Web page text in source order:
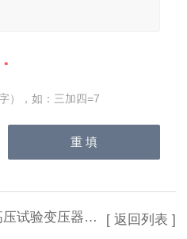
），如：三加四=7
验变压器供应 [ 返回列表 ]